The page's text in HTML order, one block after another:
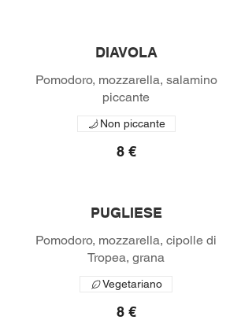
DIAVOLA
Pomodoro, mozzarella, salamino
8 €
Non piccante
PUGLIESE
Pomodoro, mozzarella, cipolle di
8 €
Vegetariano